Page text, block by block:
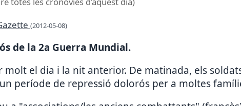
(2012-05-08)
de la 2a Guerra Mundial.
molt el dia i la nit anterior. De matinada, els
període de repressió dolorós per a moltes